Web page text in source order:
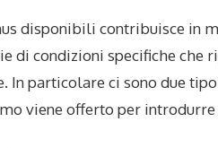
disponibili contribuisce in
di condizioni specifiche
In particolare ci sono due
viene offerto per